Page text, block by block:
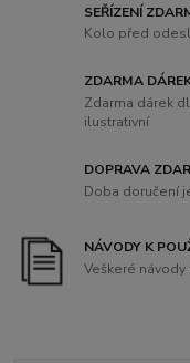
SEŘÍZENÍ
Kolo před
ZDARMA
Zdarma dárek
ilustrativní
DOPRAVA
Doba doručení
NÁVODY K
Veškeré